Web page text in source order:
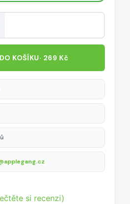
KOŠÍKU· 269 Kč
si recenzi)